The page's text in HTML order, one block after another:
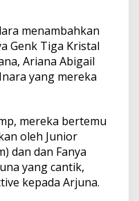
menambahkan
Genk Tiga Kristal
Ariana Abigail
yang mereka
mereka bertemu
oleh Junior
dan dan Fanya
yang cantik,
kepada Arjuna.